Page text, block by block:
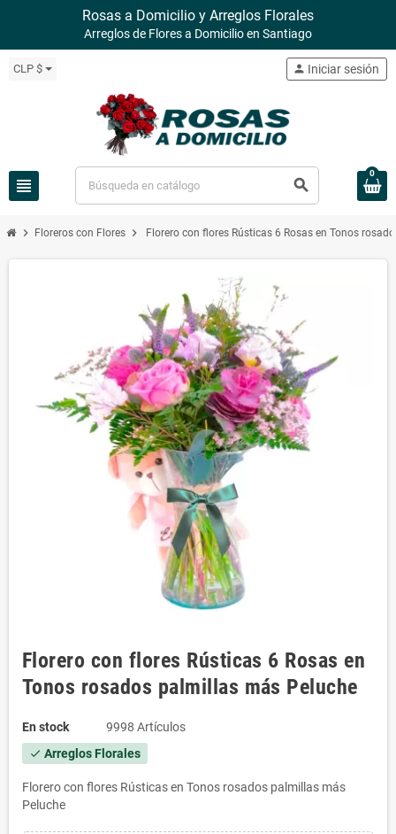
Rosas a Domicilio y Arreglos Florales
Arreglos de Flores a Domicilio en Santiago
CLP $
view_headline search
person Iniciar sesión
0
chevron_right Floreros con Flores chevron_right Florero con flores Rústicas 6 Rosas en Tonos
Florero con flores Rústicas 6 Rosas en
Tonos rosados palmillas más Peluche
En stock 9998 Artículos
check Arreglos Florales
Florero con flores Rústicas en Tonos rosados palmillas más
Peluche